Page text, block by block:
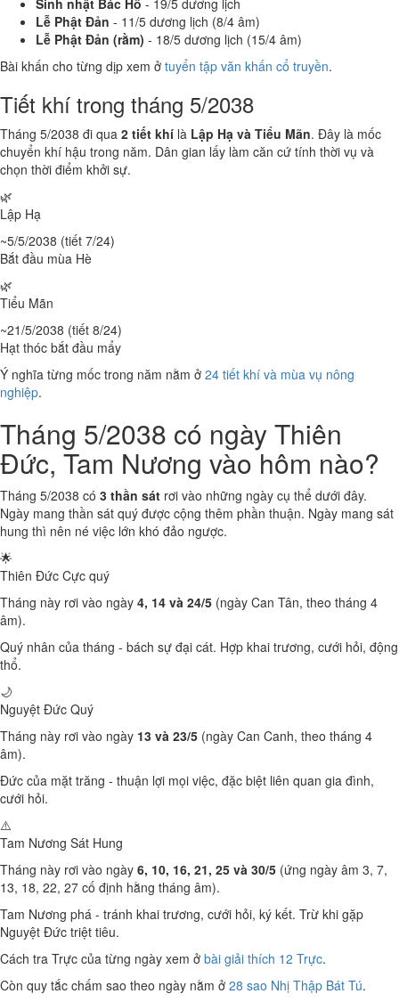
Sinh nhật Bác Hồ - 19/5 dương lịch
Lễ Phật Đản - 11/5 dương lịch (8/4 âm)
Lễ Phật Đản (rằm) - 18/5 dương lịch (15/4 âm)
Bài khấn cho từng dịp xem ở tuyển tập văn khấn cổ truyền.
Tiết khí trong tháng 5/2038
Tháng 5/2038 đi qua 2 tiết khí là Lập Hạ và Tiểu Mãn. Đây là mốc
chuyển khí hậu trong năm. Dân gian lấy làm căn cứ tính thời vụ và
chọn thời điểm khởi sự.
🌿
Lập Hạ
~5/5/2038 (tiết 7/24)
Bắt đầu mùa Hè
🌿
Tiểu Mãn
~21/5/2038 (tiết 8/24)
Hạt thóc bắt đầu mẩy
Ý nghĩa từng mốc trong năm nằm ở 24 tiết khí và mùa vụ nông
nghiệp.
Tháng 5/2038 có ngày Thiên
Đức, Tam Nương vào hôm nào?
Tháng 5/2038 có 3 thần sát rơi vào những ngày cụ thể dưới đây.
Ngày mang thần sát quý được cộng thêm phần thuận. Ngày mang sát
hung thì nên né việc lớn khó đảo ngược.
🌟
Thiên Đức Cực quý
Tháng này rơi vào ngày 4, 14 và 24/5 (ngày Can Tân, theo tháng 4
âm).
Quý nhân của tháng - bách sự đại cát. Hợp khai trương, cưới hỏi, động
thổ.
🌙
Nguyệt Đức Quý
Tháng này rơi vào ngày 13 và 23/5 (ngày Can Canh, theo tháng 4
âm).
Đức của mặt trăng - thuận lợi mọi việc, đặc biệt liên quan gia đình,
cưới hỏi.
⚠️
Tam Nương Sát Hung
Tháng này rơi vào ngày 6, 10, 16, 21, 25 và 30/5 (ứng ngày âm 3, 7,
13, 18, 22, 27 cố định hằng tháng âm).
Tam Nương phá - tránh khai trương, cưới hỏi, ký kết. Trừ khi gặp
Nguyệt Đức triệt tiêu.
Cách tra Trực của từng ngày xem ở bài giải thích 12 Trực.
Còn quy tắc chấm sao theo ngày nằm ở 28 sao Nhị Thập Bát Tú.